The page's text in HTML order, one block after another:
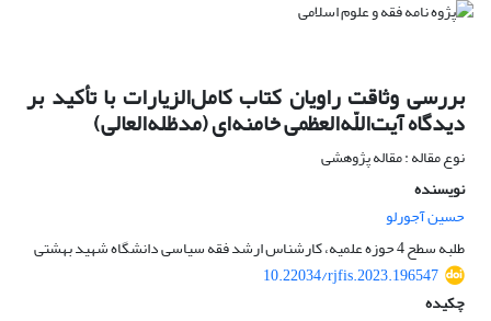
بررسی وثاقت راویان کتاب کامل‌الزیارات با تأکید بر
دیدگاه آیت‌اللّه‌العظمی خامنه‌ای (مدظله‌العالی)
نوع مقاله : مقاله پژوهشی
نویسنده
حسین آجورلو
طلبه سطح 4 حوزه علمیه، کارشناس ارشد فقه سیاسی دانشگاه شهید بهشتی
10.22034/rjfis.2023.196547
چکیده